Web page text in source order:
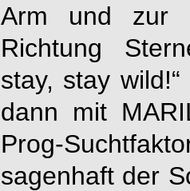
Arm und zur
Richtung
stay, stay
dann mit
Prog-
sagenhaft der